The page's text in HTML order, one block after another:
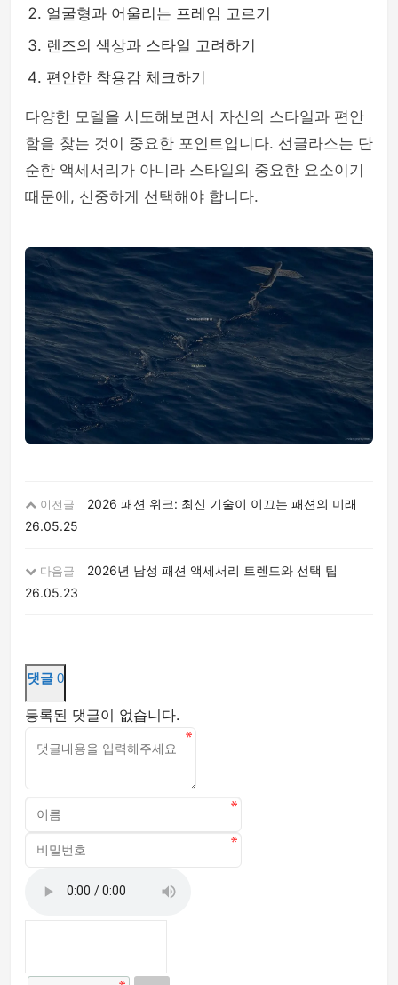
얼굴형과 어울리는 프레임 고르기
렌즈의 색상과 스타일 고려하기
편안한 착용감 체크하기
다양한 모델을 시도해보면서 자신의 스타일과 편안
함을 찾는 것이 중요한 포인트입니다. 선글라스는 단
순한 액세서리가 아니라 스타일의 중요한 요소이기
때문에, 신중하게 선택해야 합니다.
이전글
2026 패션 위크: 최신 기술이 이끄는 패션의 미래
26.05.25
다음글
2026년 남성 패션 액세서리 트렌드와 선택 팁
26.05.23
댓글 0
등록된 댓글이 없습니다.